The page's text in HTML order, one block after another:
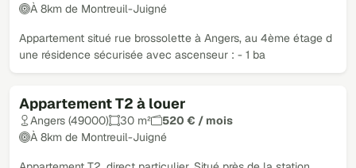
À 8km de Montreuil-Juigné
Appartement situé rue brossolette à Angers, au 4ème étage d
une résidence sécurisée avec ascenseur : - 1 ba
Appartement T2 à louer
Angers (49000) 30 m²
520 € / mois
À 8km de Montreuil-Juigné